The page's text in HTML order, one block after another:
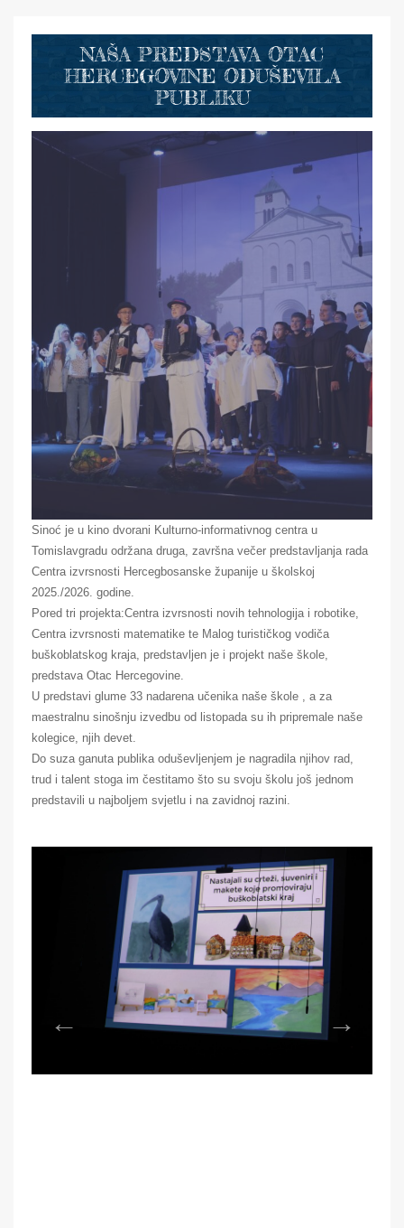
NAŠA PREDSTAVA OTAC
HERCEGOVINE ODUŠEVILA
PUBLIKU
Sinoć je u kino dvorani Kulturno-informativnog centra u
Tomislavgradu održana druga, završna večer predstavljanja rada
Centra izvrsnosti Hercegbosanske županije u školskoj
2025./2026. godine.
Pored tri projekta:Centra izvrsnosti novih tehnologija i robotike,
Centra izvrsnosti matematike te Malog turističkog vodiča
buškoblatskog kraja, predstavljen je i projekt naše škole,
predstava Otac Hercegovine.
U predstavi glume 33 nadarena učenika naše škole , a za
maestralnu sinošnju izvedbu od listopada su ih pripremale naše
kolegice, njih devet.
Do suza ganuta publika oduševljenjem je nagradila njihov rad,
trud i talent stoga im čestitamo što su svoju školu još jednom
predstavili u najboljem svjetlu i na zavidnoj razini.